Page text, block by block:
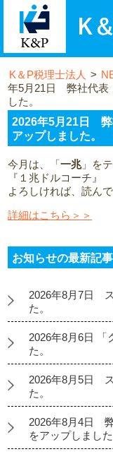
K＆P税理士法人 >
年5月21日 弊社代表
した。
2026年5月21日 弊
アップしました。
今月は、「一兆」を
『１兆ドルコーチ』
よろしければ、読ん
詳細はこちら＞＞
お知らせの最新記事
2026年8月7日
た。
2026年8月6日 「
た。
2026年8月5日
た。
2026年8月4日
をアップしました